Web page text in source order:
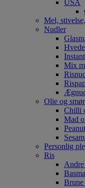
USA
Mel,
Nudler
Mix
Olie og smør
Chilli
Mad
Personlig
Ris
Brune